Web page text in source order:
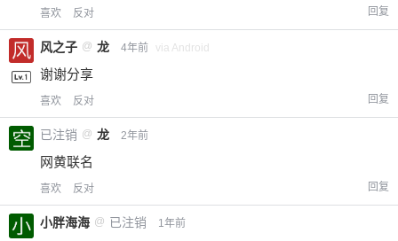
喜欢 反对 回复
风之子 @ 龙 4年前 via Android
谢谢分享
喜欢 反对 回复
已注销 @ 龙 2年前
网黄联名
喜欢 反对 回复
小胖海海 @ 已注销 1年前